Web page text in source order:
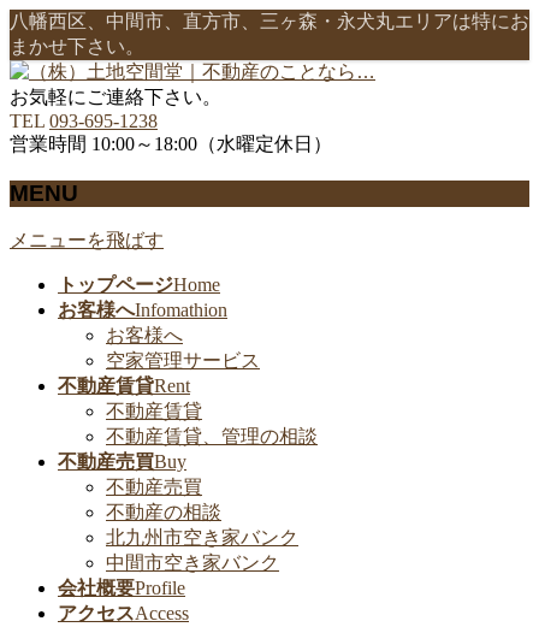
八幡西区、中間市、直方市、三ヶ森・永犬丸エリアは特にお
まかせ下さい。
お気軽にご連絡下さい。
TEL 093-695-1238
営業時間 10:00～18:00（水曜定休日）
MENU
メニューを飛ばす
トップページHome
お客様へInfomathion
お客様へ
空家管理サービス
不動産賃貸Rent
不動産賃貸
不動産賃貸、管理の相談
不動産売買Buy
不動産売買
不動産の相談
北九州市空き家バンク
中間市空き家バンク
会社概要Profile
アクセスAccess